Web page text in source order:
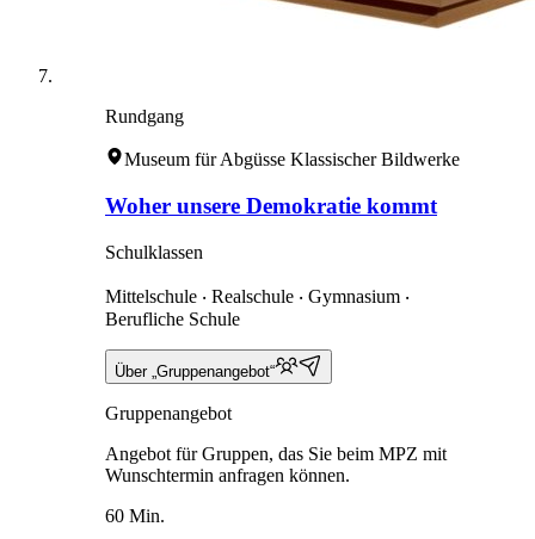
Rundgang
Museum für Abgüsse Klassischer Bildwerke
Woher unsere Demokratie kommt
Schulklassen
Mittelschule ‧ Realschule ‧ Gymnasium ‧
Berufliche Schule
Über „Gruppenangebot“
Gruppenangebot
Angebot für Gruppen, das Sie beim MPZ mit
Wunschtermin anfragen können.
60 Min.